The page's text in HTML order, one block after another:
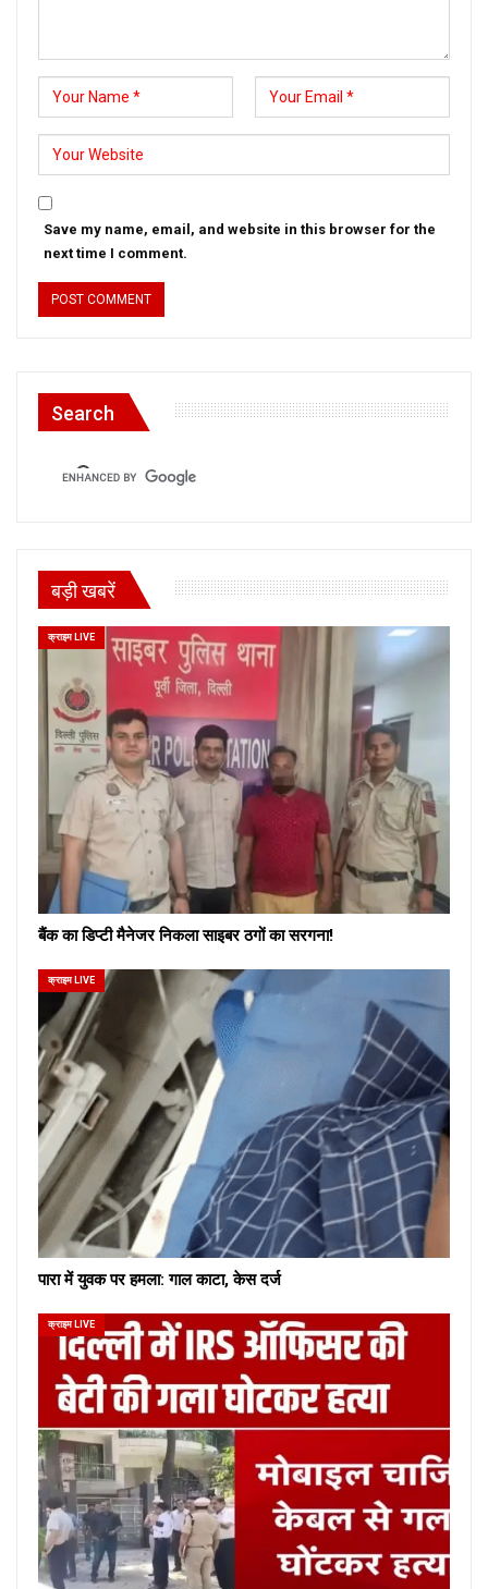
Save my name, email, and website in this browser for the
next time I comment.
Search
बड़ी खबरें
क्राइम LIVE
बैंक का डिप्टी मैनेजर निकला साइबर ठगों का सरगना!
क्राइम LIVE
पारा में युवक पर हमला: गाल काटा, केस दर्ज
क्राइम LIVE